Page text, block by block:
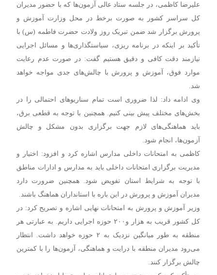
علیرضا کاظمی، در جلسه ستاد عالی آزمون‌ها که با حضور مدیران
کل سراسر کشور به صورت برخط در محل وزارت آموزش و
پرورش برگزار شد ضمن تبریک روز ولادت حضرت فاطمه (س) با
تأکید بر اینکه در برنامه ریزی، سیاستگذاری‌ها و مسائل اجرایی
نیازمند دقت کافی و دقیق هستیم گفت: در صورت عدم رعایت
موارد فوق، آموزش و پرورش با چالش‌های جدی مواجه خواهد
شد.
وی ادامه داد: لذا ضروری است تمام سناریو‌های احتمالی را در
بخش‌های مختلف پیش بینی کنیم. همچنین با توجه به قطعی برق،
باید هماهنگی‌های لازم جهت برگزاری بدون مشکل و چالش
آزمون‌ها، انجام شود.
کاظمی به امتحانات داخلی مدارس اشاره کرد و افزود: اختیار و
مدیریت برگزاری امتحانات داخلی باید به مدارس و ادارات مناطق
با توجه به شرایط استان تفویض شود. همچنین ضرورت دارد
مدیران آموزش و پرورش در این باره با استانداران هماهنگ باشند.
وزیر آموزش و پرورش به امتحانات نهایی اشاره و تصریح کرد: در
کل کشور قریب به هزار و۲۰۰ حوزه اجرایی داریم. به عبارتی هر
منطقه به طور میانگین نزدیک به ۲ حوزه خواهد داشت. انتظار
می‌رود مدیران منطقه با درایت و هماهنگی، آزمون‌ها را با کمترین
چالش برگزار کنند.